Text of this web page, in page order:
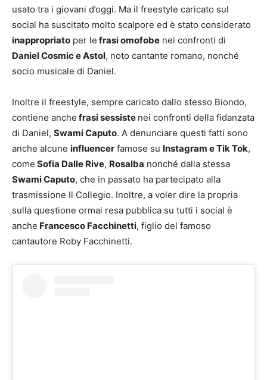
usato tra i giovani d’oggi. Ma il freestyle caricato sul
social ha suscitato molto scalpore ed è stato considerato
inappropriato per le frasi omofobe nei confronti di
Daniel Cosmic e Astol, noto cantante romano, nonché
socio musicale di Daniel.
Inoltre il freestyle, sempre caricato dallo stesso Biondo,
contiene anche frasi sessiste nei confronti della fidanzata
di Daniel, Swami Caputo. A denunciare questi fatti sono
anche alcune influencer famose su Instagram e Tik Tok,
come Sofia Dalle Rive, Rosalba nonché dalla stessa
Swami Caputo, che in passato ha partecipato alla
trasmissione Il Collegio. Inoltre, a voler dire la propria
sulla questione ormai resa pubblica su tutti i social è
anche Francesco Facchinetti, figlio del famoso
cantautore Roby Facchinetti.